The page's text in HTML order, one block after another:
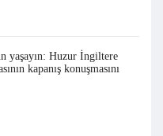
yaşayın: Huzur İngiltere
kapanış konuşmasını